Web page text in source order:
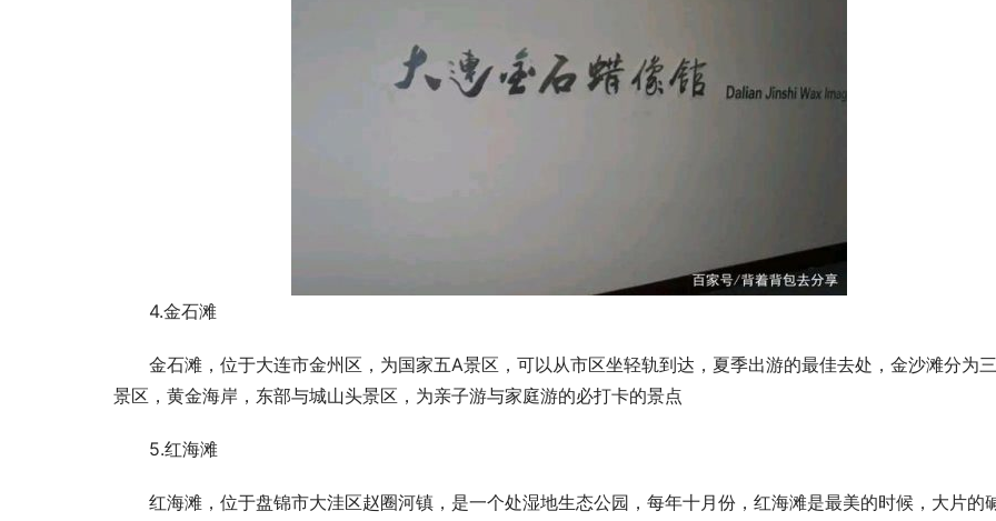
4.金石滩
金石滩，位于大连市金州区，为国家五A景区，可以从市区坐轻轨到达，夏季出游的最佳去处，金沙滩分为
景区，黄金海岸，东部与城山头景区，为亲子游与家庭游的必打卡的景点
5.红海滩
红海滩，位于盘锦市大洼区赵圈河镇，是一个处湿地生态公园，每年十月份，红海滩是最美的时候，大片的